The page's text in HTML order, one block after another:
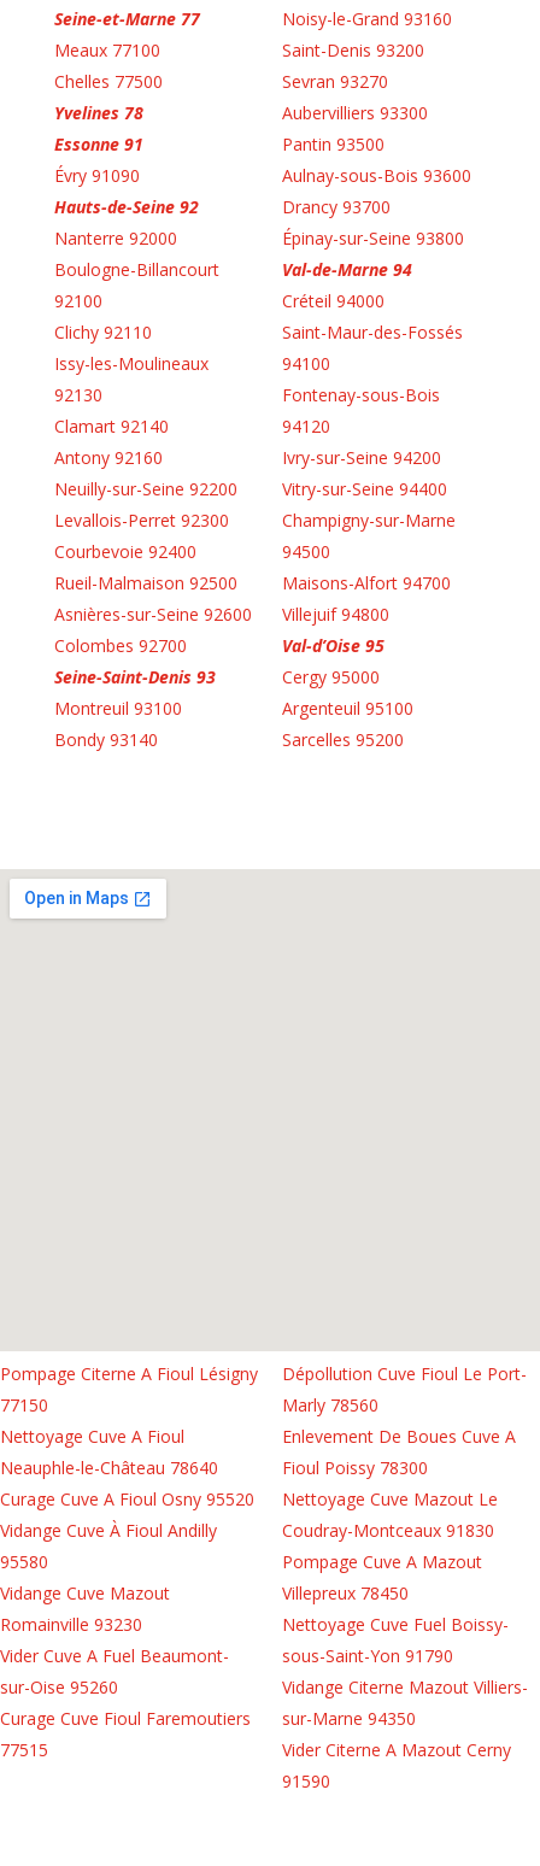
Seine-et-Marne 77
Meaux 77100
Chelles 77500
Yvelines 78
Essonne 91
Évry 91090
Hauts-de-Seine 92
Nanterre 92000
Boulogne-Billancourt
92100
Clichy 92110
Issy-les-Moulineaux
92130
Clamart 92140
Antony 92160
Neuilly-sur-Seine 92200
Levallois-Perret 92300
Courbevoie 92400
Rueil-Malmaison 92500
Asnières-sur-Seine 92600
Colombes 92700
Seine-Saint-Denis 93
Montreuil 93100
Bondy 93140
Noisy-le-Grand 93160
Saint-Denis 93200
Sevran 93270
Aubervilliers 93300
Pantin 93500
Aulnay-sous-Bois 93600
Drancy 93700
Épinay-sur-Seine 93800
Val-de-Marne 94
Créteil 94000
Saint-Maur-des-Fossés
94100
Fontenay-sous-Bois
94120
Ivry-sur-Seine 94200
Vitry-sur-Seine 94400
Champigny-sur-Marne
94500
Maisons-Alfort 94700
Villejuif 94800
Val-d’Oise 95
Cergy 95000
Argenteuil 95100
Sarcelles 95200
Pompage Citerne A Fioul Lésigny
77150
Nettoyage Cuve A Fioul
Neauphle-le-Château 78640
Curage Cuve A Fioul Osny 95520
Vidange Cuve À Fioul Andilly
95580
Vidange Cuve Mazout
Romainville 93230
Vider Cuve A Fuel Beaumont-
sur-Oise 95260
Curage Cuve Fioul Faremoutiers
77515
Dépollution Cuve Fioul Le Port-
Marly 78560
Enlevement De Boues Cuve A
Fioul Poissy 78300
Nettoyage Cuve Mazout Le
Coudray-Montceaux 91830
Pompage Cuve A Mazout
Villepreux 78450
Nettoyage Cuve Fuel Boissy-
sous-Saint-Yon 91790
Vidange Citerne Mazout Villiers-
sur-Marne 94350
Vider Citerne A Mazout Cerny
91590